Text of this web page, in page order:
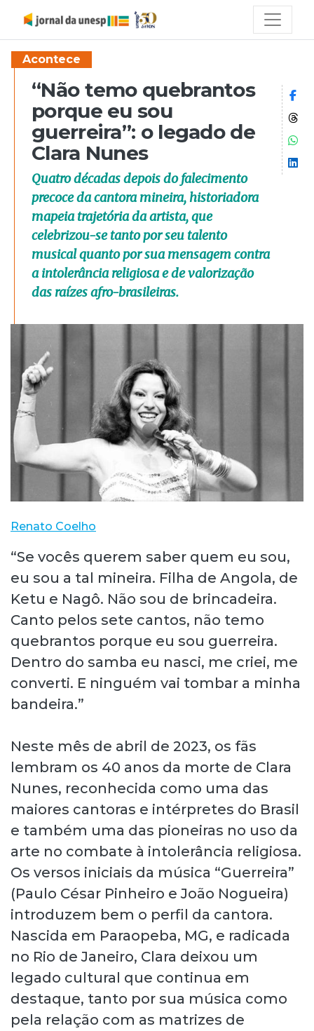
Acontece
“Não temo quebrantos
porque eu sou
guerreira”: o legado de
Clara Nunes
Quatro décadas depois do falecimento
precoce da cantora mineira, historiadora
mapeia trajetória da artista, que
celebrizou-se tanto por seu talento
musical quanto por sua mensagem contra
a intolerância religiosa e de valorização
das raízes afro-brasileiras.
Renato Coelho
“Se vocês querem saber quem eu sou,
eu sou a tal mineira. Filha de Angola, de
Ketu e Nagô. Não sou de brincadeira.
Canto pelos sete cantos, não temo
quebrantos porque eu sou guerreira.
Dentro do samba eu nasci, me criei, me
converti. E ninguém vai tombar a minha
bandeira.”
Neste mês de abril de 2023, os fãs
lembram os 40 anos da morte de Clara
Nunes, reconhecida como uma das
maiores cantoras e intérpretes do Brasil
e também uma das pioneiras no uso da
arte no combate à intolerância religiosa.
Os versos iniciais da música “Guerreira”
(Paulo César Pinheiro e João Nogueira)
introduzem bem o perfil da cantora.
Nascida em Paraopeba, MG, e radicada
no Rio de Janeiro, Clara deixou um
legado cultural que continua em
destaque, tanto por sua música como
pela relação com as matrizes de